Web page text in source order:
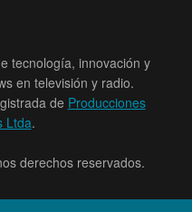
tecnología, innovación y
en televisión y radio.
de Producciones
Ltda.
derechos reservados.